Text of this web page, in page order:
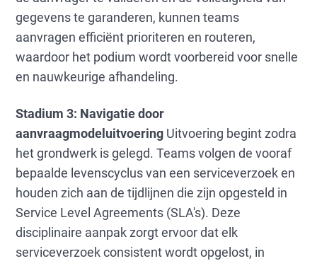
gegevens te garanderen, kunnen teams
aanvragen efficiënt prioriteren en routeren,
waardoor het podium wordt voorbereid voor snelle
en nauwkeurige afhandeling.
Stadium 3: Navigatie door
aanvraagmodeluitvoering Uitvoering begint zodra
het grondwerk is gelegd. Teams volgen de vooraf
bepaalde levenscyclus van een serviceverzoek en
houden zich aan de tijdlijnen die zijn opgesteld in
Service Level Agreements (SLA's). Deze
disciplinaire aanpak zorgt ervoor dat elk
serviceverzoek consistent wordt opgelost, in